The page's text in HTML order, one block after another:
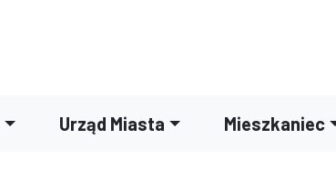
Urząd Miasta Mieszkaniec